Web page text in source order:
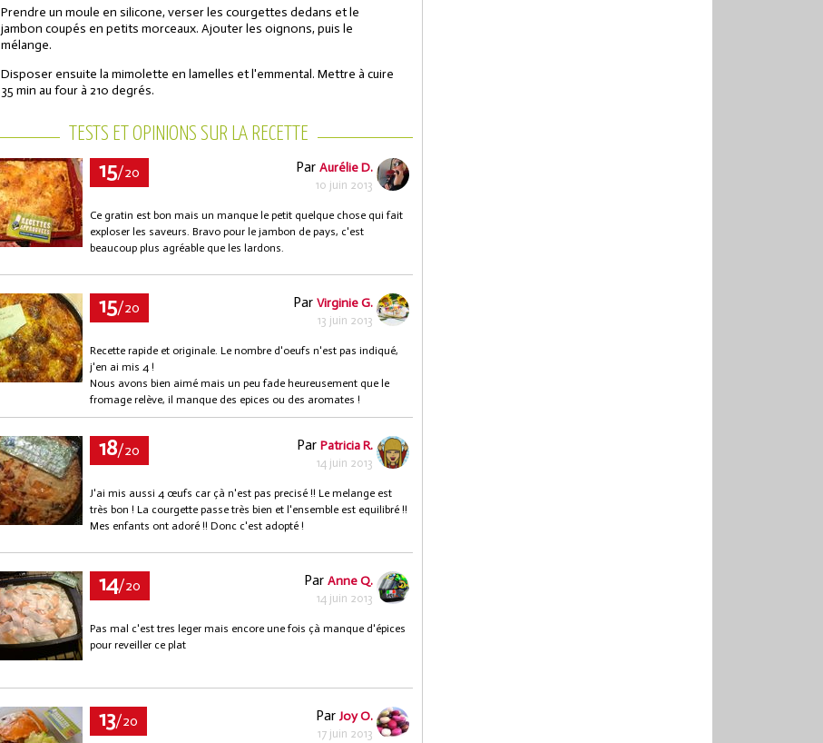
Prendre un moule en silicone, verser les courgettes dedans et le
jambon coupés en petits morceaux. Ajouter les oignons, puis le
mélange.
Disposer ensuite la mimolette en lamelles et l'emmental. Mettre à cuire
35 min au four à 210 degrés.
TESTS ET OPINIONS SUR LA RECETTE
15/20 Par Aurélie D.
10 juin 2013
Ce gratin est bon mais un manque le petit quelque chose qui fait
exploser les saveurs. Bravo pour le jambon de pays, c'est
beaucoup plus agréable que les lardons.
15/20 Par Virginie G.
13 juin 2013
Recette rapide et originale. Le nombre d'oeufs n'est pas indiqué,
j'en ai mis 4 !
Nous avons bien aimé mais un peu fade heureusement que le
fromage relève, il manque des epices ou des aromates !
18/20 Par Patricia R.
14 juin 2013
J'ai mis aussi 4 œufs car çà n'est pas precisé !! Le melange est
très bon ! La courgette passe très bien et l'ensemble est equilibré !!
Mes enfants ont adoré !! Donc c'est adopté !
14/20 Par Anne Q.
14 juin 2013
Pas mal c'est tres leger mais encore une fois çà manque d'épices
pour reveiller ce plat
13/20 Par Joy O.
17 juin 2013